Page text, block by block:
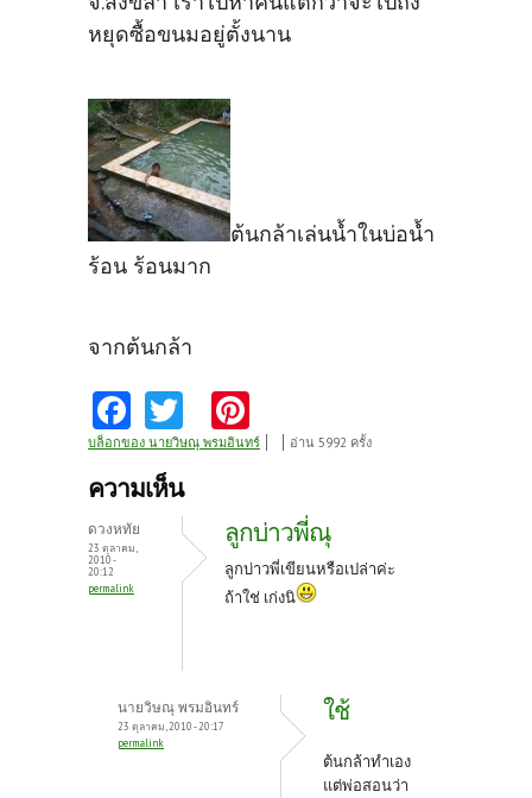
หยุดซื้อขนมอยู่ตั้งนาน
ต้นกล้าเล่นน้ำในบ่อน้ำ
ร้อน ร้อนมาก
จากต้นกล้า
Fa
ce
b
o
o
k
w
itt
nt
es
t
บล็อกของ นายวิษณุ พรมอินทร์ อ่าน 5992 ครั้ง
ความเห็น
ดวงหทัย
23 ตุลาคม,
2010 -
20:12
permalink
ลูกบ่าวพี่ณุ
ลูกบ่าวพี่เขียนหรือเปล่าค่ะ
ถ้าใช่ เก่งนิ
นายวิษณุ พรมอินทร์
23 ตุลาคม, 2010 - 20:17
permalink
ใช้
ต้นกล้าทำเอง
แต่พ่อสอนว่า